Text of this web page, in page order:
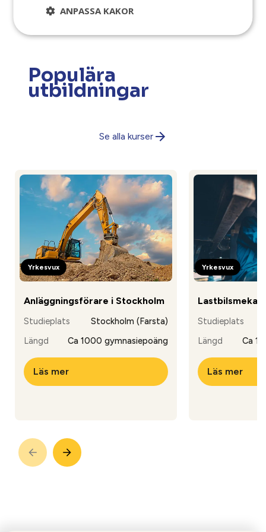
Populära
utbildningar
Se alla kurser
Yrkesvux
Anläggningsförare i Stockholm
Studieplats
Stockholm (Farsta)
Längd
Ca 1000 gymnasiepoäng
Läs mer
Yrkesvux
Studieplats
Längd
Ca
Läs mer
ANPASSA KAKOR